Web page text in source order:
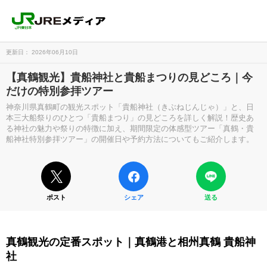
更新日： 2026年06月10日
【真鶴観光】貴船神社と貴船まつりの見どころ｜今
だけの特別参拝ツアー
神奈川県真鶴町の観光スポット「貴船神社（きぶねじんじゃ）」と、日
本三大船祭りのひとつ「貴船まつり」の見どころを詳しく解説！歴史あ
る神社の魅力や祭りの特徴に加え、期間限定の体感型ツアー「真鶴・貴
船神社特別参拝ツアー」の開催日や予約方法についてもご紹介します。
ポスト シェア 送る
真鶴観光の定番スポット｜真鶴港と相州真鶴 貴船神
社